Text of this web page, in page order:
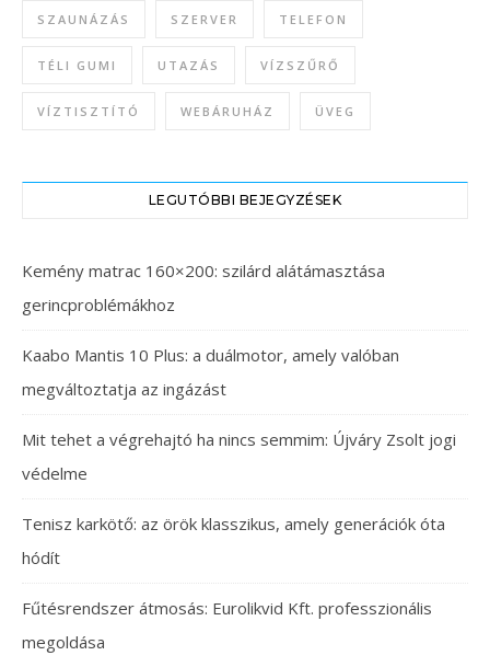
SZAUNÁZÁS SZERVER TELEFON
TÉLI GUMI UTAZÁS VÍZSZŰRŐ
VÍZTISZTÍTÓ WEBÁRUHÁZ ÜVEG
LEGUTÓBBI BEJEGYZÉSEK
Kemény matrac 160×200: szilárd alátámasztása
gerincproblémákhoz
Kaabo Mantis 10 Plus: a duálmotor, amely valóban
megváltoztatja az ingázást
Mit tehet a végrehajtó ha nincs semmim: Újváry Zsolt jogi
védelme
Tenisz karkötő: az örök klasszikus, amely generációk óta
hódít
Fűtésrendszer átmosás: Eurolikvid Kft. professzionális
megoldása